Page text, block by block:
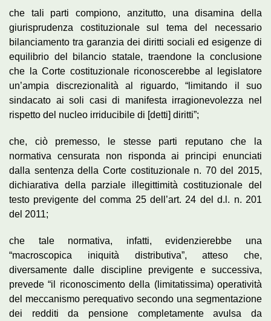
che tali parti compiono, anzitutto, una disamina della
giurisprudenza costituzionale sul tema del necessario
bilanciamento tra garanzia dei diritti sociali ed esigenze di
equilibrio del bilancio statale, traendone la conclusione
che la Corte costituzionale riconoscerebbe al legislatore
un’ampia discrezionalità al riguardo, “limitando il suo
sindacato ai soli casi di manifesta irragionevolezza nel
rispetto del nucleo irriducibile di [detti] diritti”;
che, ciò premesso, le stesse parti reputano che la
normativa censurata non risponda ai principi enunciati
dalla sentenza della Corte costituzionale n. 70 del 2015,
dichiarativa della parziale illegittimità costituzionale del
testo previgente del comma 25 dell’art. 24 del d.l. n. 201
del 2011;
che tale normativa, infatti, evidenzierebbe una
“macroscopica iniquità distributiva”, atteso che,
diversamente dalle discipline previgente e successiva,
prevede “il riconoscimento della (limitatissima) operatività
del meccanismo perequativo secondo una segmentazione
dei redditi da pensione completamente avulsa da